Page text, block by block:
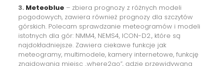
3. Meteoblue– zbiera prognozy z różnych modeli
pogodowych, zawiera również prognozy dla szczytów
górskich. Polecam sprawdzanie meteogramów i modeli
istotnych dla gór: NMM4, NEMS4, ICON-D2., które są
najdokładniejsze. Zawiera ciekawe funkcje jak
meteogramy, multimodele, kamery internetowe, funkcję
znajdowania miejsc „where2go”, gdzie przewidywana